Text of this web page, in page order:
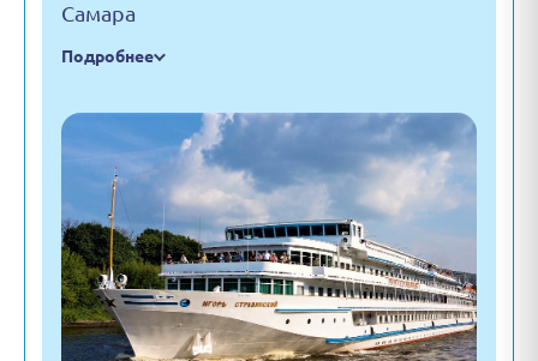
Самара
Подробнее